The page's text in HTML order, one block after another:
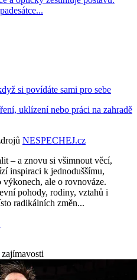
si povídáte sami pro sebe
uklízení nebo práci na zahradě
NESPECHEJ.cz
– a znovu si všimnout věcí,
inspiraci k jednoduššímu,
ale o rovnováze.
pohody, rodiny, vztahů i
radikálních změn...